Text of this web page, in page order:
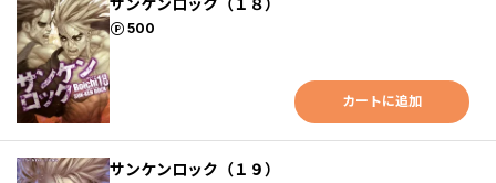
サンケンロック（１８）
500
ポイント
カートに追加
サンケンロック（１９）